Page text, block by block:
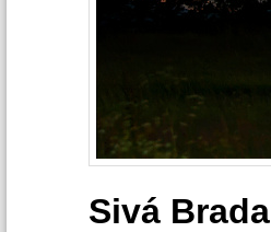
Sivá Brada